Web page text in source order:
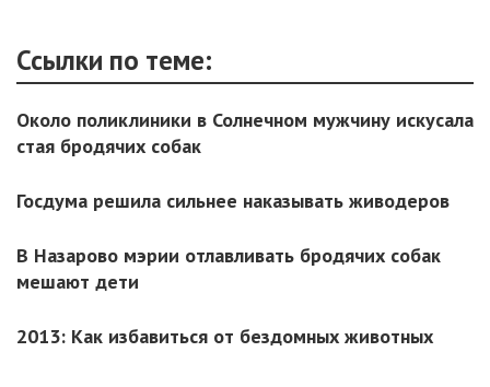
Ссылки по теме:
Около поликлиники в Солнечном мужчину искусала
стая бродячих собак
Госдума решила сильнее наказывать живодеров
В Назарово мэрии отлавливать бродячих собак
мешают дети
2013: Как избавиться от бездомных животных